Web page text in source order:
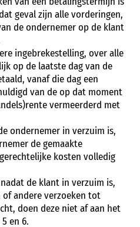
geval zijn alle vorderingen,
de ondernemer op de klant
ingebrekestelling, over alle
op de laatste dag van de
vanaf die dag een
van de op dat moment
vermeerderd met
ondernemer in verzuim is,
de gemaakte
kosten volledig
de klant in verzuim is,
andere verzoeken tot
doen deze niet af aan het
en 6.